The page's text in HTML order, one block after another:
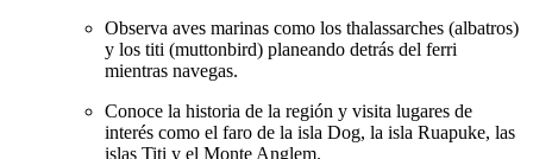
Observa aves marinas como los thalassarches (albatros)
y los titi (muttonbird) planeando detrás del ferri
mientras navegas.
Conoce la historia de la región y visita lugares de
interés como el faro de la isla Dog, la isla Ruapuke, las
islas Titi y el Monte Anglem.